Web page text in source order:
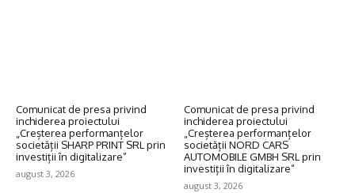
Comunicat de presa privind
inchiderea proiectului
„Creșterea performanțelor
societății SHARP PRINT SRL prin
investiții în digitalizare”
august 3, 2026
Comunicat de presa privind
inchiderea proiectului
„Creșterea performanțelor
societății NORD CARS
AUTOMOBILE GMBH SRL prin
investiții în digitalizare”
august 3, 2026